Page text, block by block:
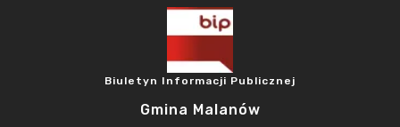
Biuletyn Informacji Publicznej
Gmina Malanów